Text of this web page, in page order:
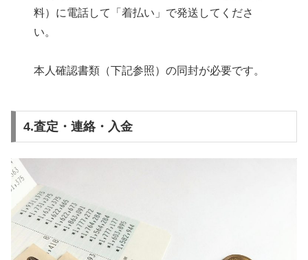
料）に電話して「着払い」で発送してくださ
い。
本人確認書類（下記参照）の同封が必要です。
4.査定・連絡・入金